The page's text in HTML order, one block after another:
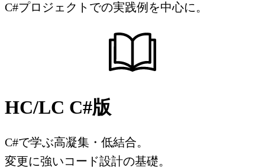
C#プロジェクトでの実践例を中心に。
HC/LC C#版
C#で学ぶ高凝集・低結合。
変更に強いコード設計の基礎。